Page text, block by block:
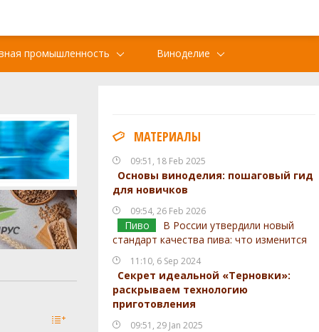
промышленность Виноделие
МАТЕРИАЛЫ
09:51, 18 Feb 2025
Основы виноделия: пошаговый гид
для новичков
09:54, 26 Feb 2026
Пиво
В России утвердили новый
стандарт качества пива: что изменится
11:10, 6 Sep 2024
Секрет идеальной «Терновки»:
раскрываем технологию
приготовления
09:51, 29 Jan 2025